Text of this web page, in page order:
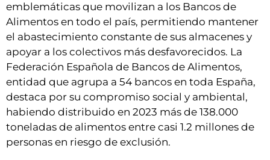
emblemáticas que movilizan a los Bancos de
Alimentos en todo el país, permitiendo mantener
el abastecimiento constante de sus almacenes y
apoyar a los colectivos más desfavorecidos. La
Federación Española de Bancos de Alimentos,
entidad que agrupa a 54 bancos en toda España,
destaca por su compromiso social y ambiental,
habiendo distribuido en 2023 más de 138.000
toneladas de alimentos entre casi 1.2 millones de
personas en riesgo de exclusión.